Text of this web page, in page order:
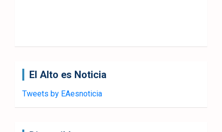
El Alto es Noticia
Tweets by EAesnoticia